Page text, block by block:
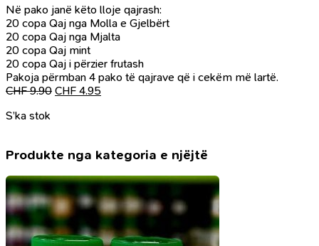
Në pako janë këto lloje qajrash:
20 copa Qaj nga Molla e Gjelbërt
20 copa Qaj nga Mjalta
20 copa Qaj mint
20 copa Qaj i përzier frutash
Pakoja përmban 4 pako të qajrave që i cekëm më lartë.
CHF9.90 Çmimi
CHF 4.95Çmimi
S’ka stok
Produkte nga kategoria e njëjtë